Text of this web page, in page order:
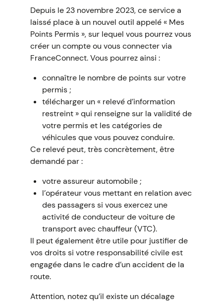
Depuis le 23 novembre 2023, ce service a
laissé place à un nouvel outil appelé « Mes
Points Permis », sur lequel vous pourrez vous
créer un compte ou vous connecter via
FranceConnect. Vous pourrez ainsi :
connaître le nombre de points sur votre
permis ;
télécharger un « relevé d’information
restreint » qui renseigne sur la validité de
votre permis et les catégories de
véhicules que vous pouvez conduire.
Ce relevé peut, très concrètement, être
demandé par :
votre assureur automobile ;
l’opérateur vous mettant en relation avec
des passagers si vous exercez une
activité de conducteur de voiture de
transport avec chauffeur (VTC).
Il peut également être utile pour justifier de
vos droits si votre responsabilité civile est
engagée dans le cadre d’un accident de la
route.
Attention, notez qu’il existe un décalage